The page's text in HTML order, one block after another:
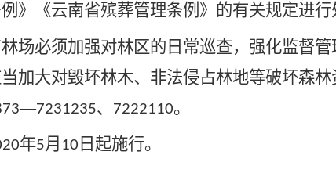
》《云南省殡葬管理条例》的有关规定进行
场必须加强对林区的日常巡查，强化监督
加大对毁坏林木、非法侵占林地等破坏森
—7231235、 7222110。
年5月 10 日起施行。